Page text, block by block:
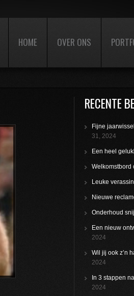
HOME OVER ONS
RECENTE
Fijne
31, 2024
Een heel
Welkomstbord
Leuke
Nieuwe
Onderhoud
Een nieuw
2024
Wil jij ook z’n
2024
In 3 stappen
2024